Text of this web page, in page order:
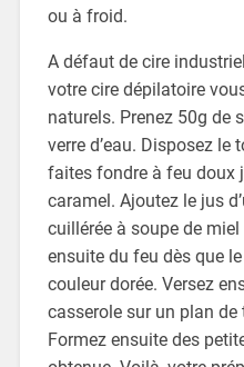
ou à froid.
A défaut de cire
votre cire dépilatoire
naturels. Prenez 50g de
verre d’eau. Disposez le
faites fondre à feu doux
caramel. Ajoutez le jus
cuillérée à soupe de
ensuite du feu dès que
couleur dorée. Versez
casserole sur un plan
Formez ensuite des